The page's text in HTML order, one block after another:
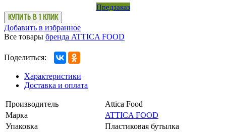
Предзаказ
КУПИТЬ В 1 КЛИК
Добавить в избранное
Все товары бренда ATTICA FOOD
Поделиться:
Характеристики
Доставка и оплата
Производитель
Attica Food
Марка
ATTICA FOOD
Упаковка
Пластиковая бутылка